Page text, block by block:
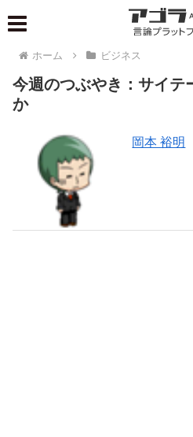
ホーム ビジネス
今週のつぶやき：サイテ
か
岡本 裕明